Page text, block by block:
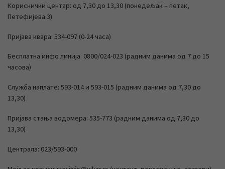
Кориснички центар: од 7,30 до 13,30 (понедељак – петак,
Петефијева 3)
Пријава квара: 534-097 (0-24 часа)
Бесплатна инфо линија: 0800/024-023 (радним данима од 7 до 15
часова)
Служба наплате: 593-014 и 593-015 (радним данима од 7,30 до
13,30)
Пријава стања водомера: 535-773 (радним данима од 7,30 до
13,30)
Централа: 023/593-000